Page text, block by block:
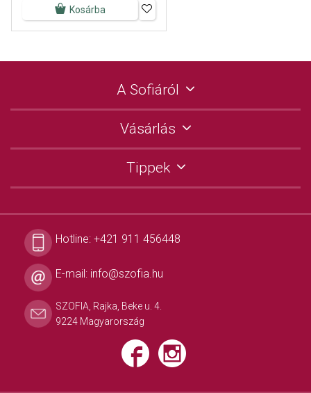
Kosárba
A Sofiáról
Vásárlás
Tippek
Hotline: +421 911 456448
E-mail: info@szofia.hu
SZOFIA, Rajka, Beke u. 4.
9224 Magyarország